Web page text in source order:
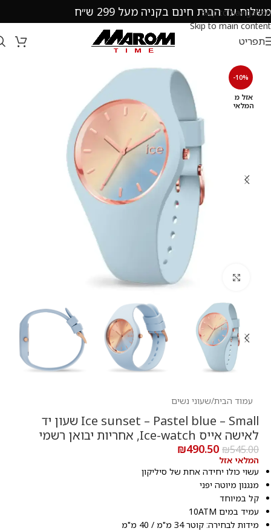
Skip to navigation
Skip to main content
משלוח עד הבית חינם בקניה מעל 299 ש״ח
תפריט
עמוד הבית/שעוני נשים
Ice sunset – Pastel blue – Small שעון יד
לאישה אייס Ice-watch, אחריות יבואן רשמי
₪545.00
₪490.50
המלאי אזל
עשוי כולו יחידה אחת של סיליקון
מנגנון מיוטה יפני
קל במיוחד
עמיד במים 10ATM
מידות לבחירה: קוטר 34 מ"מ / 40 מ"מ
-10%
אזל מ
המלאי
לחץ להגדלה